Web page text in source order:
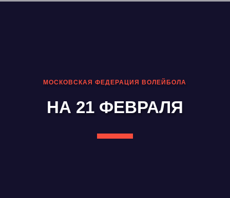
МОСКОВСКАЯ ФЕДЕРАЦИЯ ВОЛЕЙБОЛА
НА 21 ФЕВРАЛЯ